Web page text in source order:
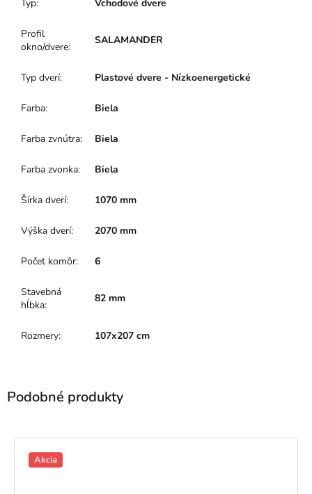
Typ: Vchodové dvere
Profil
okno/dvere:
SALAMANDER
Typ dverí: Plastové dvere - Nízkoenergetické
Farba: Biela
Farba zvnútra: Biela
Farba zvonka: Biela
Šírka dverí: 1070 mm
Výška dverí: 2070 mm
Počet komôr: 6
Stavebná
hĺbka:
82 mm
Rozmery: 107x207 cm
Akcia